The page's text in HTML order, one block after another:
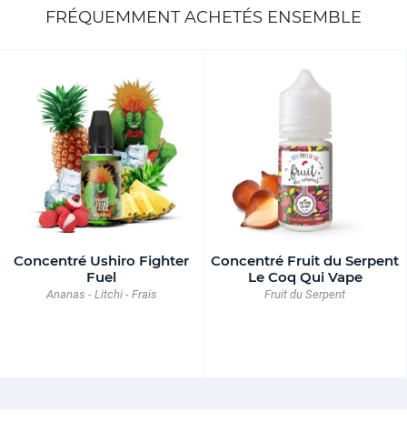
FRÉQUEMMENT ACHETÉS ENSEMBLE
Concentré Ushiro Fighter
Fuel
Ananas - Litchi - Frais
Concentré Fruit du Serpent
Le Coq Qui Vape
Fruit du Serpent